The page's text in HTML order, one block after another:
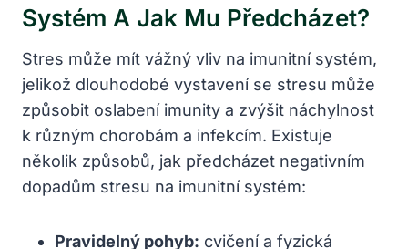
Systém A Jak Mu Předcházet?
Stres může mít vážný vliv na imunitní systém,
jelikož dlouhodobé vystavení se stresu může
způsobit oslabení imunity a zvýšit náchylnost
k různým chorobám a infekcím. Existuje
několik způsobů, jak předcházet negativním
dopadům stresu na imunitní systém:
Pravidelný pohyb: cvičení a fyzická